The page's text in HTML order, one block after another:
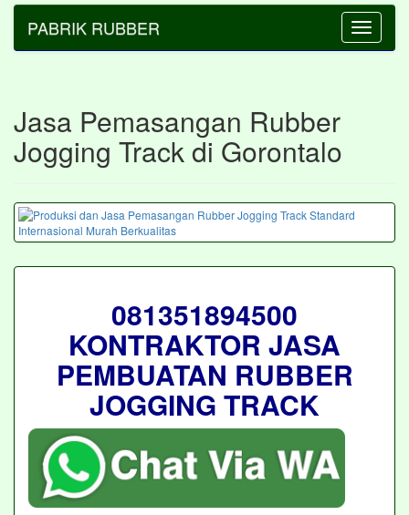
Toggle
PABRIK RUBBER
Jasa Pemasangan Rubber
Jogging Track di Gorontalo
081351894500
KONTRAKTOR JASA
PEMBUATAN RUBBER
JOGGING TRACK